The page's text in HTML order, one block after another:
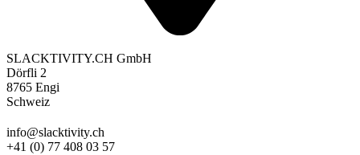
SLACKTIVITY.CH GmbH
Dörfli 2
8765 Engi
Schweiz
info@slacktivity.ch
+41 (0) 77 408 03 57